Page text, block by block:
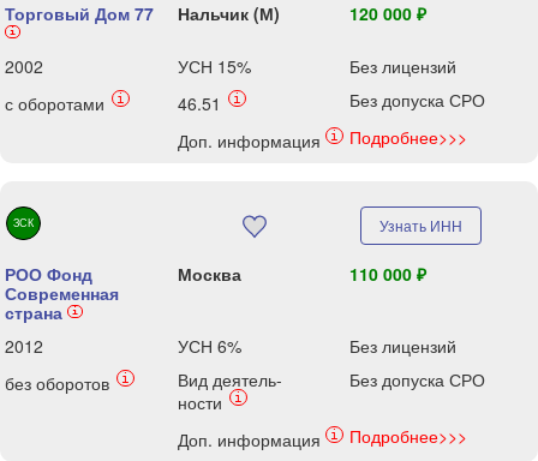
Торговый Дом 77
i
Нальчик (М) 120 000 ₽
2002 УСН 15%
Без лицензий
с оборотами
i 46.51 i
Без допуска СРО
Доп. информация
i Подробнее>>>
ЗСК Узнать ИНН
РОО Фонд
Современная
страна i
Москва 110 000 ₽
2012 УСН 6%
Без лицензий
без оборотов
i
Вид деятель-
ности
i
Без допуска СРО
Доп. информация i Подробнее>>>